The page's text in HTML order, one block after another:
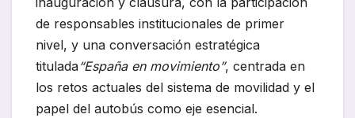
de responsables institucionales de primer
nivel, y una conversación estratégica
titulada“España en movimiento”, centrada en
los retos actuales del sistema de movilidad y el
papel del autobús como eje esencial.